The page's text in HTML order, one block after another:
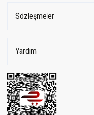
Sözleşmeler
Yardım